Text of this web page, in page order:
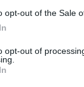
opt-out of the Sale
opt-out of
iš trijų